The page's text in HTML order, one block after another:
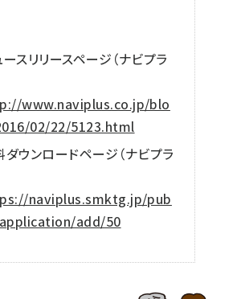
ースリリースページ（ナビプラ
www.naviplus.co.jp/blo
02/22/5123.html
ダウンロードページ（ナビプラ
naviplus.smktg.jp/pub
add/50